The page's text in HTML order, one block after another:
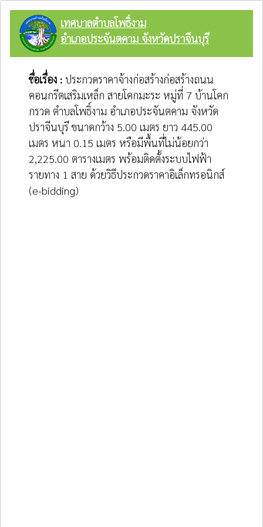
เทศบาลตำบลโพธิ์งาม
อำเภอประจันตคาม จังหวัดปราจีนบุรี
ชื่อเรื่อง : ประกวดราคาจ้างก่อสร้างก่อสร้างถนน
คอนกรีตเสริมเหล็ก สายโคกมะระ หมู่ที่ 7 บ้านโคก
กรวด ตำบลโพธิ์งาม อำเภอประจันตคาม จังหวัด
ปราจีนบุรี ขนาดกว้าง 5.00 เมตร ยาว 445.00
เมตร หนา 0.15 เมตร หรือมีพื้นที่ไม่น้อยกว่า
2,225.00 ตารางเมตร พร้อมติดตั้งระบบไฟฟ้า
รายทาง 1 สาย ด้วยวิธีประกวดราคาอิเล็กทรอนิกส์
(e-bidding)